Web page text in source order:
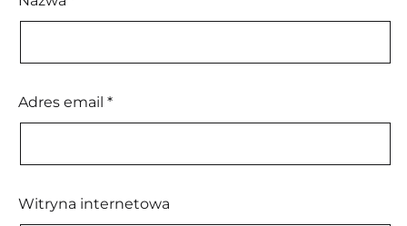
Adres email *
Witryna internetowa